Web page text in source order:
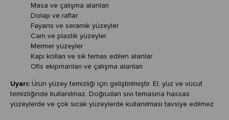
Masa ve çalışma alanları
Dolap ve raflar
Fayans ve seramik yüzeyler
Cam ve plastik yüzeyler
Mermer yüzeyler
Kapı kolları ve sık temas edilen alanlar
Ofis ekipmanları ve çalışma alanları
Uyarı: Ürün yüzey temizliği için geliştirilmiştir. El, yüz ve vücut
temizliğinde kullanılmaz. Doğrudan sıvı temasına hassas
yüzeylerde ve çok sıcak yüzeylerde kullanılması tavsiye edilmez